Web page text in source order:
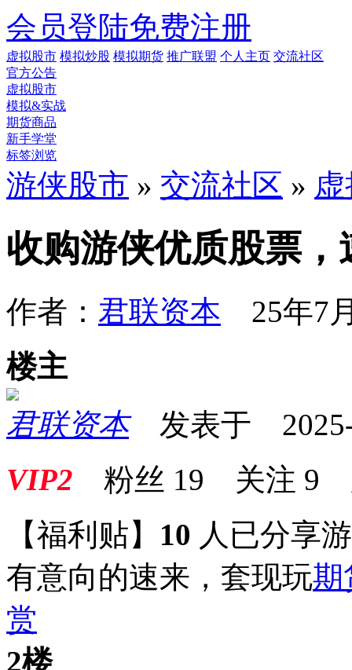
会员登陆免费注册
虚拟股市 模拟炒股 模拟期货 推广联盟 个人主页 交流社区
官方公告
虚拟股市
模拟&实战
期货商品
新手学堂
标签浏览
游侠股市 » 交流社区 »
收购游侠优质股票，
作者： 君联资本 25年7
楼主
君联资本发表于 2025-
VIP2 粉丝 19 关注 9
【福利贴】 10 人已分享
有意向的速来，套现玩期
赏
2楼